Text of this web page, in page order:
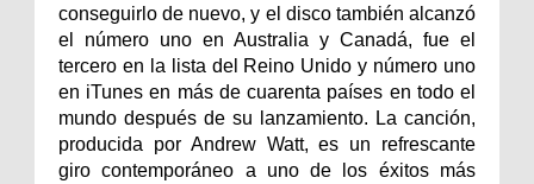
conseguirlo de nuevo, y el disco también alcanzó
el número uno en Australia y Canadá, fue el
tercero en la lista del Reino Unido y número uno
en iTunes en más de cuarenta países en todo el
mundo después de su lanzamiento. La canción,
producida por Andrew Watt, es un refrescante
giro contemporáneo a uno de los éxitos más